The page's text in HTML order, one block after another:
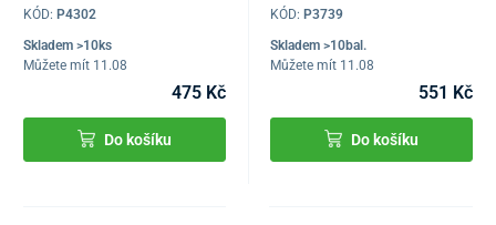
KÓD: P4302
Skladem >10ks
Můžete mít 11.08
475 Kč
Do košíku
KÓD: P3739
Skladem >10bal.
Můžete mít 11.08
551 Kč
Do košíku